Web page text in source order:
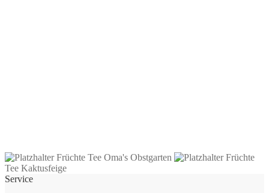
weist
Früchte Tee Oma's Obstgarten
Früchte
Tee Kaktusfeige
Service